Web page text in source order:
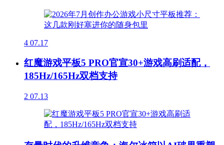
4 07.17
红魔游戏平板5 PRO官宣30+游戏高刷适配，
185Hz/165Hz双档支持
2 07.13